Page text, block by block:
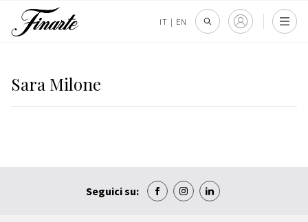
IT | EN
Sara Milone
Seguici su: